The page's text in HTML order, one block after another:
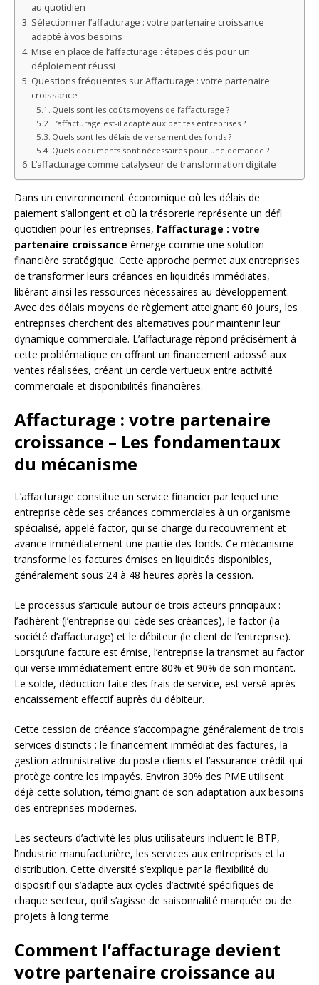
au quotidien
Sélectionner l’affacturage : votre partenaire croissance
adapté à vos besoins
Mise en place de l’affacturage : étapes clés pour un
déploiement réussi
Questions fréquentes sur Affacturage : votre partenaire
croissance
Quels sont les coûts moyens de l’affacturage ?
L’affacturage est-il adapté aux petites entreprises ?
Quels sont les délais de versement des fonds ?
Quels documents sont nécessaires pour une demande ?
L’affacturage comme catalyseur de transformation digitale
Dans un environnement économique où les délais de
paiement s’allongent et où la trésorerie représente un défi
quotidien pour les entreprises, l’affacturage : votre
partenaire croissance émerge comme une solution
financière stratégique. Cette approche permet aux entreprises
de transformer leurs créances en liquidités immédiates,
libérant ainsi les ressources nécessaires au développement.
Avec des délais moyens de règlement atteignant 60 jours, les
entreprises cherchent des alternatives pour maintenir leur
dynamique commerciale. L’affacturage répond précisément à
cette problématique en offrant un financement adossé aux
ventes réalisées, créant un cercle vertueux entre activité
commerciale et disponibilités financières.
Affacturage : votre partenaire
croissance – Les fondamentaux
du mécanisme
L’affacturage constitue un service financier par lequel une
entreprise cède ses créances commerciales à un organisme
spécialisé, appelé factor, qui se charge du recouvrement et
avance immédiatement une partie des fonds. Ce mécanisme
transforme les factures émises en liquidités disponibles,
généralement sous 24 à 48 heures après la cession.
Le processus s’articule autour de trois acteurs principaux :
l’adhérent (l’entreprise qui cède ses créances), le factor (la
société d’affacturage) et le débiteur (le client de l’entreprise).
Lorsqu’une facture est émise, l’entreprise la transmet au factor
qui verse immédiatement entre 80% et 90% de son montant.
Le solde, déduction faite des frais de service, est versé après
encaissement effectif auprès du débiteur.
Cette cession de créance s’accompagne généralement de trois
services distincts : le financement immédiat des factures, la
gestion administrative du poste clients et l’assurance-crédit qui
protège contre les impayés. Environ 30% des PME utilisent
déjà cette solution, témoignant de son adaptation aux besoins
des entreprises modernes.
Les secteurs d’activité les plus utilisateurs incluent le BTP,
l’industrie manufacturière, les services aux entreprises et la
distribution. Cette diversité s’explique par la flexibilité du
dispositif qui s’adapte aux cycles d’activité spécifiques de
chaque secteur, qu’il s’agisse de saisonnalité marquée ou de
projets à long terme.
Comment l’affacturage devient
votre partenaire croissance au